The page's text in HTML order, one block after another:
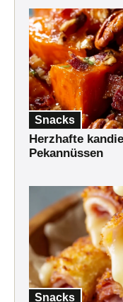
Snacks
Herzhafte
Pekannüssen
Snacks